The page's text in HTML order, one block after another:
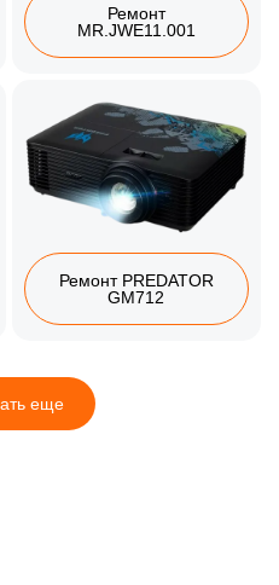
Ремонт
MR.JWE11.001
Ремонт PREDATOR
GM712
еще